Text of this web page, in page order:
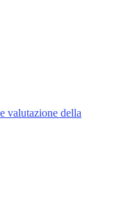
valutazione della